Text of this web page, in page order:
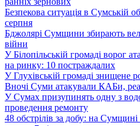
Безпекова ситуація в Сумській
серпня
Бджолярі Сумщини збирають
війни
У Білопільській громаді ворог
на ринку: 10 постраждалих
У Глухівській громаді знищене
Вночі Суми атакували КАБи,
У Сумах призупинять одну з
проведення ремонту
48 обстрілів за добу: на